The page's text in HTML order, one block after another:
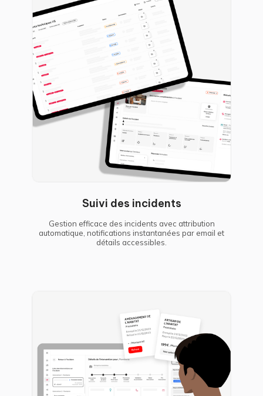
Suivi des incidents
Gestion efficace des incidents avec attribution
automatique, notifications instantanées par email et
détails accessibles.